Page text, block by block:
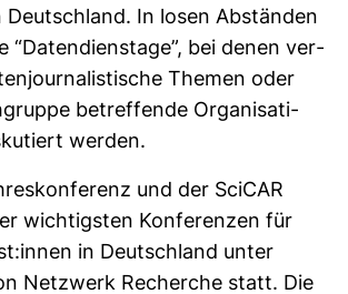
Deutsch­land. In losen Abständen
“Daten­diens­tage”, bei denen ver­
Themen oder
betref­fende Orga­ni­sa­ti­
werden.
und der SciCAR
wich­tigsten Kon­fe­renzen für
in Deutsch­land unter
Netz­werk Recherche statt. Die